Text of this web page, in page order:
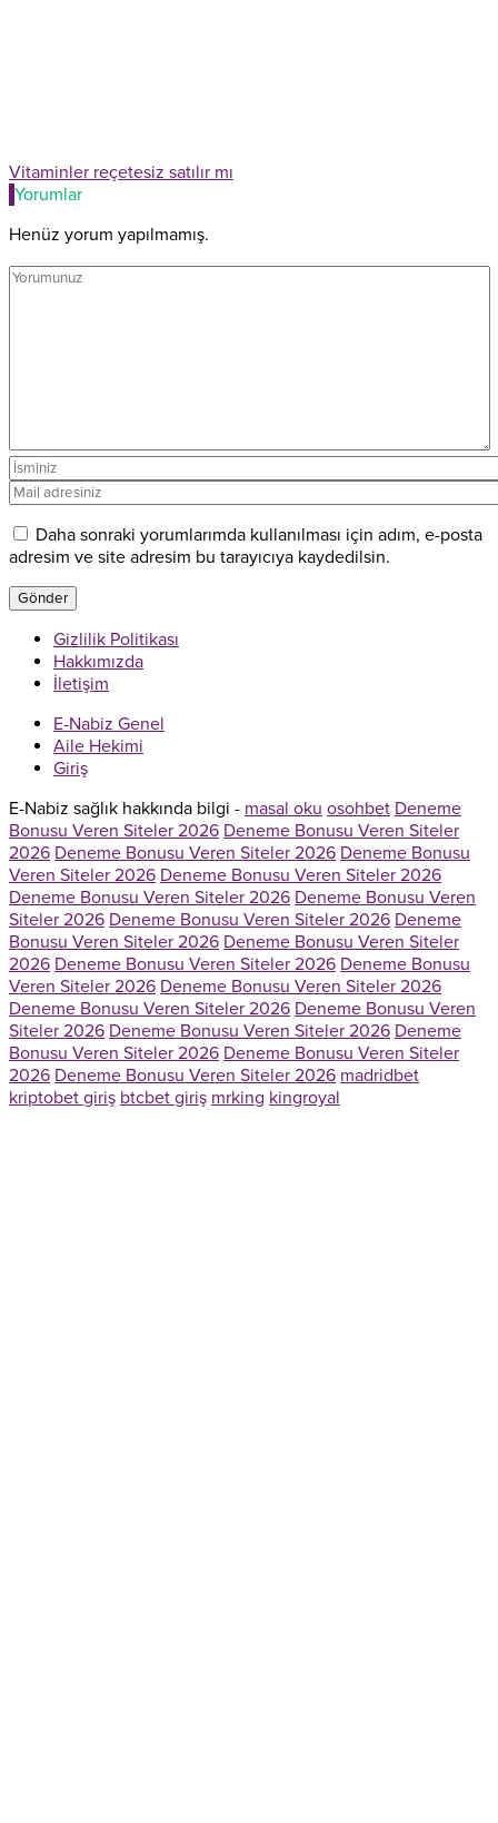
Vitaminler reçetesiz satılır mı
Yorumlar
Henüz yorum yapılmamış.
Daha sonraki yorumlarımda kullanılması için adım, e-posta
adresim ve site adresim bu tarayıcıya kaydedilsin.
Gizlilik Politikası
Hakkımızda
İletişim
E-Nabiz Genel
Aile Hekimi
Giriş
E-Nabiz sağlık hakkında bilgi - masal oku osohbet Deneme
Bonusu Veren Siteler 2026 Deneme Bonusu Veren Siteler
2026 Deneme Bonusu Veren Siteler 2026 Deneme Bonusu
Veren Siteler 2026 Deneme Bonusu Veren Siteler 2026
Deneme Bonusu Veren Siteler 2026 Deneme Bonusu Veren
Siteler 2026 Deneme Bonusu Veren Siteler 2026 Deneme
Bonusu Veren Siteler 2026 Deneme Bonusu Veren Siteler
2026 Deneme Bonusu Veren Siteler 2026 Deneme Bonusu
Veren Siteler 2026 Deneme Bonusu Veren Siteler 2026
Deneme Bonusu Veren Siteler 2026 Deneme Bonusu Veren
Siteler 2026 Deneme Bonusu Veren Siteler 2026 Deneme
Bonusu Veren Siteler 2026 Deneme Bonusu Veren Siteler
2026 Deneme Bonusu Veren Siteler 2026 madridbet
kriptobet giriş btcbet giriş mrking kingroyal